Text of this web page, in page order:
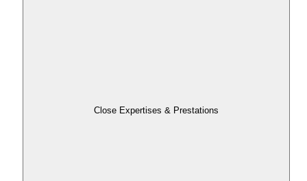
Close Expertises & Prestations